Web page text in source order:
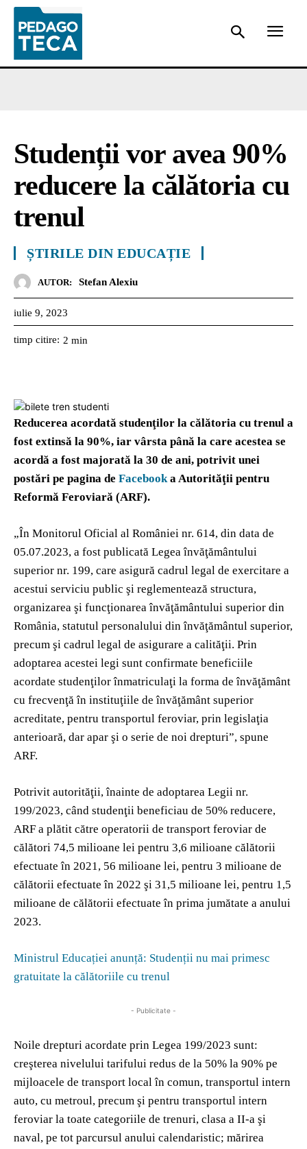
Studenții vor avea 90%
reducere la călătoria cu
trenul
ȘTIRILE DIN EDUCAȚIE
AUTOR: Stefan Alexiu
iulie 9, 2023
timp citire: 2 min
Reducerea acordată studenţilor la călătoria cu trenul a
fost extinsă la 90%, iar vârsta până la care acestea se
acordă a fost majorată la 30 de ani, potrivit unei
postări pe pagina de Facebooka Autorităţii pentru
Reformă Feroviară (ARF).
„În Monitorul Oficial al României nr. 614, din data de
05.07.2023, a fost publicată Legea învăţământului
superior nr. 199, care asigură cadrul legal de exercitare a
acestui serviciu public şi reglementează structura,
organizarea şi funcţionarea învăţământului superior din
România, statutul personalului din învăţământul superior,
precum şi cadrul legal de asigurare a calităţii. Prin
adoptarea acestei legi sunt confirmate beneficiile
acordate studenţilor înmatriculaţi la forma de învăţământ
cu frecvenţă în instituţiile de învăţământ superior
acreditate, pentru transportul feroviar, prin legislaţia
anterioară, dar apar şi o serie de noi drepturi”, spune
ARF.
Potrivit autorităţii, înainte de adoptarea Legii nr.
199/2023, când studenţii beneficiau de 50% reducere,
ARF a plătit către operatorii de transport feroviar de
călători 74,5 milioane lei pentru 3,6 milioane călătorii
efectuate în 2021, 56 milioane lei, pentru 3 milioane de
călătorii efectuate în 2022 şi 31,5 milioane lei, pentru 1,5
milioane de călătorii efectuate în prima jumătate a anului
2023.
Ministrul Educației anunță: Studenții nu mai primesc
gratuitate la călătoriile cu trenul
- Publicitate -
Noile drepturi acordate prin Legea 199/2023 sunt:
creşterea nivelului tarifului redus de la 50% la 90% pe
mijloacele de transport local în comun, transportul intern
auto, cu metroul, precum şi pentru transportul intern
feroviar la toate categoriile de trenuri, clasa a II-a şi
naval, pe tot parcursul anului calendaristic; mărirea